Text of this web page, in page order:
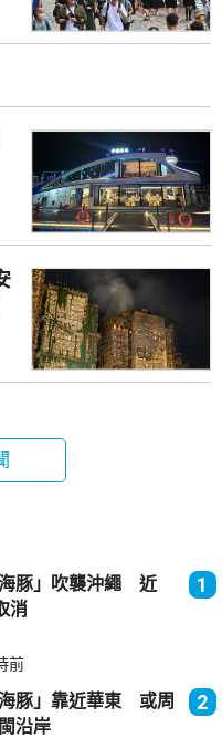
豚」吹襲沖繩 近
消
1
前
豚」靠近華東 或周
沿岸
2